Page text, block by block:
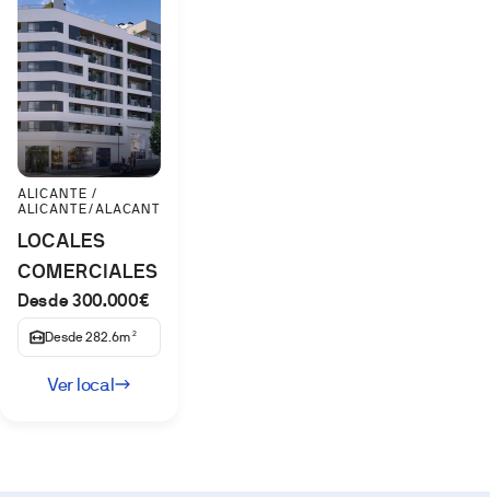
ALICANTE /
ALICANTE/ALACANT
LOCALES
COMERCIALES
LC BL1 BJ 2
Desde 300.000€
Desde 282.6m 2
Ver local